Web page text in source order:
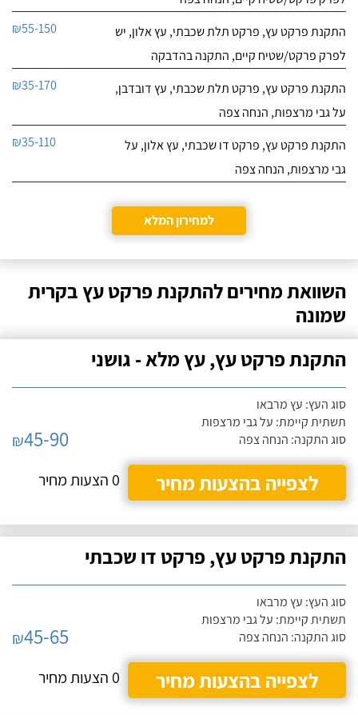
התקנת פרקט עץ, פרקט תלת שכבתי, עץ אלון, יש
לפרק פרקט/שטיח קיים, התקנה בהדבקה
₪55-150
התקנת פרקט עץ, פרקט תלת שכבתי, עץ דובדבן,
על גבי מרצפות, הנחה צפה
₪35-170
התקנת פרקט עץ, פרקט דו שכבתי, עץ אלון, על
גבי מרצפות, הנחה צפה
₪35-110
למחירון המלא
השוואת מחירים להתקנת פרקט עץ בקרית
שמונה
התקנת פרקט עץ, עץ מלא - גושני
סוג העץ: עץ מרבאו
תשתית קיימת: על גבי מרצפות
סוג התקנה: הנחה צפה
₪45-90
לצפייה בהצעות מחיר
0 הצעות מחיר
התקנת פרקט עץ, פרקט דו שכבתי
סוג העץ: עץ מרבאו
תשתית קיימת: על גבי מרצפות
סוג התקנה: הנחה צפה
₪45-65
לצפייה בהצעות מחיר
0 הצעות מחיר